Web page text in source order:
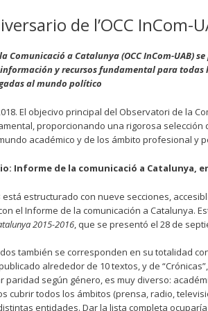
de l’OCC InCom-
Comunicació a Catalunya (OCC InCom-UAB)
y recursos fundamental para
al mundo político
El objecivo principal del Observatori de la
proporcionando una rigorosa
académico y de los ámbito profesional y
Informe de la comunicació a Catalunya,
está estructurado con nueve secciones,
el Informe de la comunicación a Catalunya.
2015-2016, que se presentó el 28 de
también se corresponden en su totalidad
alrededor de 10 textos, y de
paridad según género, es muy diverso:
cubrir todos los ámbitos (prensa, radio,
entidades. Dar la lista completa